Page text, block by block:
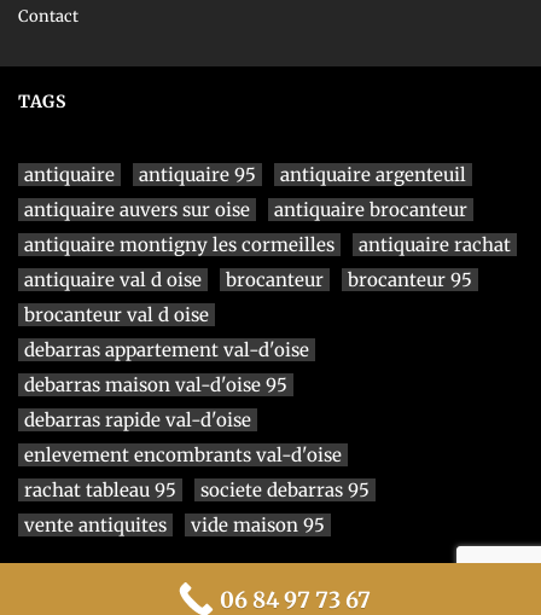
Contact
TAGS
antiquaire antiquaire 95
antiquaire argenteuil
antiquaire auvers sur oise
antiquaire brocanteur
antiquaire montigny les cormeilles
antiquaire rachat
antiquaire val d oise
brocanteur
brocanteur 95
brocanteur val d oise
debarras appartement val-d'oise
debarras maison val-d'oise 95
debarras rapide val-d'oise
enlevement encombrants val-d'oise
rachat tableau 95
societe debarras 95
vente antiquites
vide maison 95
© 2024 Jean-Luc TRABER Antiquaire 95
06 84 97 73 67